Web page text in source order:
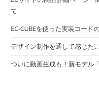
て
EC-CUBEを使った実装コード
デザイン制作を通して感じた
ついに動画生成も！新モデル